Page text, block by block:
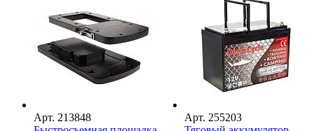
Арт. 213848
Арт. 255203